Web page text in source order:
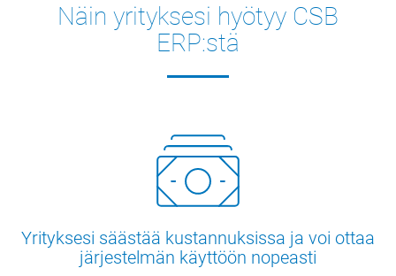
Näin yrityksesi hyötyy CSB
ERP:stä
Yrityksesi säästää kustannuksissa ja voi ottaa
järjestelmän käyttöön nopeasti